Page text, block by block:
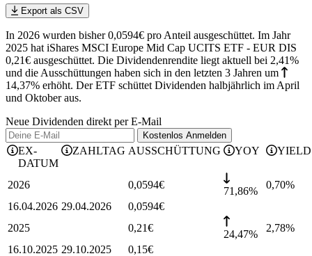
Export als CSV
In 2026 wurden bisher 0,0594€ pro Anteil ausgeschüttet. Im Jahr
2025 hat iShares MSCI Europe Mid Cap UCITS ETF - EUR DIS
0,21€ ausgeschüttet. Die Dividendenrendite liegt aktuell bei 2,41%
und die Ausschüttungen haben sich in den letzten 3 Jahren um
14,37% erhöht. Der ETF schüttet Dividenden halbjährlich im April
und Oktober aus.
Neue Dividenden direkt per E-Mail
Kostenlos Anmelden
EX-
DATUM
ZAHLTAG AUSSCHÜTTUNG YOY YIELD
2026 0,0594€
71,86%
0,70%
16.04.2026 29.04.2026 0,0594€
2025
0,21€
24,47%
2,78%
16.10.2025 29.10.2025 0,15€